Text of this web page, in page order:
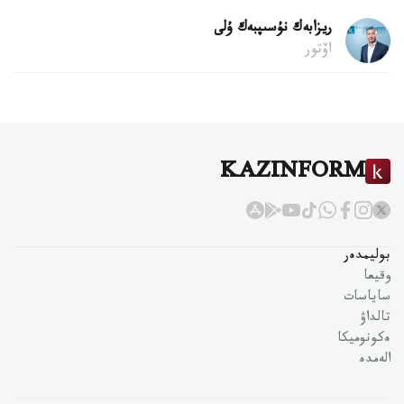
ريزابەك نۇسىپبەك ۇلى
اۆتور
KAZINFORM
بوليمدەر
وقيعا
ساياسات
تالداۋ
ەكونوميكا
الەمدە